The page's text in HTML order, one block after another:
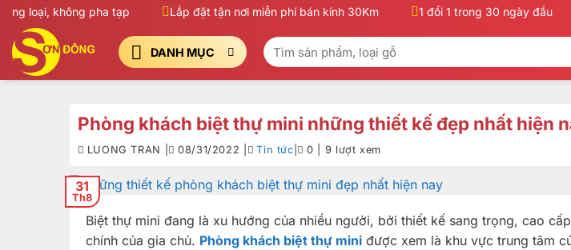
Bỏ
nội
dung
loại, không pha tạp Lắp đặt tận nơi miễn phí bán kính 30Km 1 đổi 1 trong 30 ngày đầu
DANH MỤC
Tìm
kiếm:
Phòng khách biệt thự mini những thiết kế đẹp nhất hiện
LUONG TRAN | 08/31/2022 | Tin tức 0 | 9 lượt xem
31
Th8
Biệt thự mini đang là xu hướng của nhiều người, bởi thiết kế sang trọng, cao
chính của gia chủ. Phòng khách biệt thự mini được xem là khu vực trung tâm